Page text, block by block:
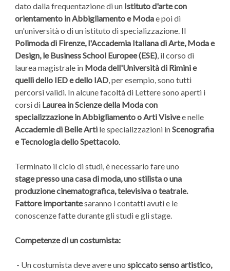
dato dalla frequentazione di un Istituto d'arte con
orientamento in Abbigliamento e Modae poi di
un'università o di un istituto di specializzazione. Il
Polimoda di Firenze, l'Accademia Italiana di Arte, Moda e
Design, le Business School Europee (ESE) , il corso di
laurea magistrale in Moda dell'Università di Rimini e
quelli dello IED e dello IAD , per esempio, sono tutti
percorsi validi. In alcune facoltà di Lettere sono aperti i
corsi di Laurea in Scienze della Moda con
specializzazione in Abbigliamento o Arti Visivee nelle
Accademie di Belle Arti le specializzazioni inScenografia
e Tecnologia dello Spettacolo
Terminato il ciclo di studi, è necessario fare uno
stagepresso una casa di moda, uno stilista o una
produzione cinematografica, televisiva o teatrale.
Fattore importantesaranno i contatti avuti e le
conoscenze fatte durante gli studi e gli stage.
Competenze di un costumista:
- Un costumista deve avere uno spiccato senso artistico,